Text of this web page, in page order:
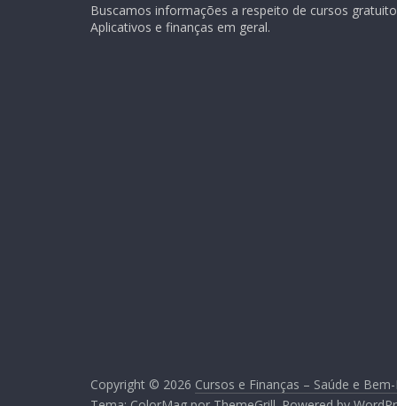
Buscamos informações a respeito de cursos
Aplicativos e finanças em geral.
Copyright © 2026 Cursos e Finanças – Saúde e